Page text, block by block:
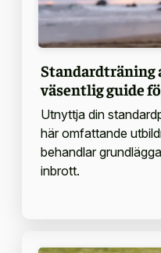
Standardträning
väsentlig guide
Utnyttja din
här omfattande
behandlar
inbrott.